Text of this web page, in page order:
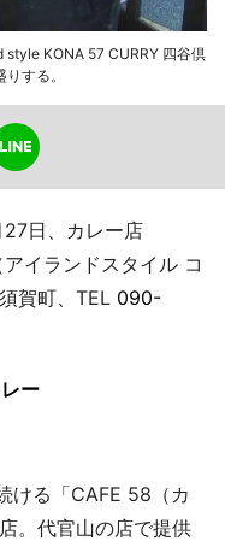
style KONA 57 CURRY 四谷倶
する。
日、カレー店
イランドスタイル コ
賀町、TEL 090-
ー
ける「CAFE 58（カ
。代官山の店で提供